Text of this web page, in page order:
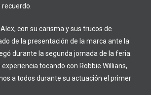
con su carisma y sus trucos de
de la presentación de la marca ante la
durante la segunda jornada de la feria.
tocando con Robbie Willians,
a todos durante su actuación el primer